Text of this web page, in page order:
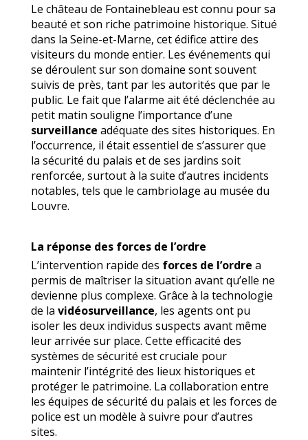
Le château de Fontainebleau est connu pour sa
beauté et son riche patrimoine historique. Situé
dans la Seine-et-Marne, cet édifice attire des
visiteurs du monde entier. Les événements qui
se déroulent sur son domaine sont souvent
suivis de près, tant par les autorités que par le
public. Le fait que l’alarme ait été déclenchée au
petit matin souligne l’importance d’une
surveillance adéquate des sites historiques. En
l’occurrence, il était essentiel de s’assurer que
la sécurité du palais et de ses jardins soit
renforcée, surtout à la suite d’autres incidents
notables, tels que le cambriolage au musée du
Louvre.
La réponse des forces de l’ordre
L’intervention rapide des forces de l’ordre a
permis de maîtriser la situation avant qu’elle ne
devienne plus complexe. Grâce à la technologie
de la vidéosurveillance, les agents ont pu
isoler les deux individus suspects avant même
leur arrivée sur place. Cette efficacité des
systèmes de sécurité est cruciale pour
maintenir l’intégrité des lieux historiques et
protéger le patrimoine. La collaboration entre
les équipes de sécurité du palais et les forces de
police est un modèle à suivre pour d’autres
sites.